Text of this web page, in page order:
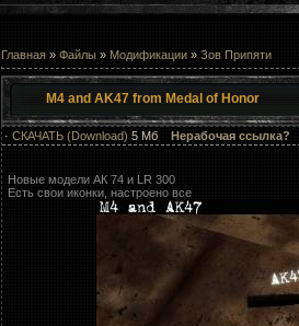
Главная» Файлы » Модификации» Зов Припяти
M4 and AK47 from Medal of Honor
· СКАЧАТЬ (Download) 5 Мб Нерабочая ссылка?
Новые модели АК 74 и LR 300
Есть свои иконки, настроено все